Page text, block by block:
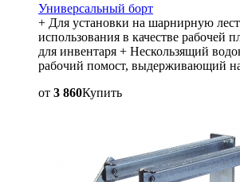
Универсальный борт
+ Для установки на шарнирную
использования в качестве рабочей
для инвентаря + Нескользящий
рабочий помост, выдерживающий
от 3 860Купить